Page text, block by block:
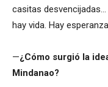
casitas
hay vida. Hay
—¿Cómo surgió la
Mindanao?